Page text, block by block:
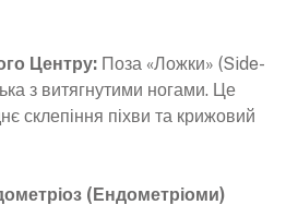
Центру: Поза «Ложки» (Side-
з витягнутими ногами. Це
склепіння піхви та крижовий
(Ендометріоми)